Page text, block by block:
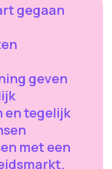
gegaan
geven
en tegelijk
met een